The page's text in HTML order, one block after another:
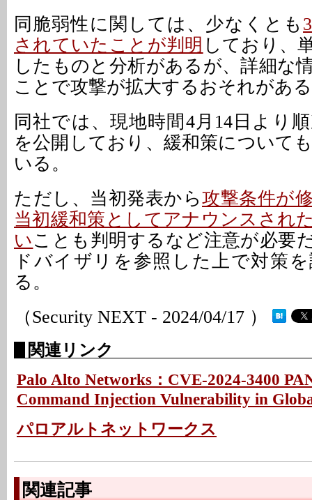
同脆弱性に関しては、少なくとも
されていたことが判明 しており、
したものと分析があるが、詳細な
ことで攻撃が拡大するおそれがあ
同社では、現地時間4月14日より
を公開しており、緩和策について
いる。
ただし、当初発表から攻撃条件が
当初緩和策としてアナウンスされ
いことも判明するなど注意が必要
ドバイザリを参照した上で対策
る。
（Security NEXT - 2024/04/17 ）
関連リンク
Palo Alto Networks：CVE-2024-3400
Command Injection Vulnerability in
パロアルトネットワークス
関連記事